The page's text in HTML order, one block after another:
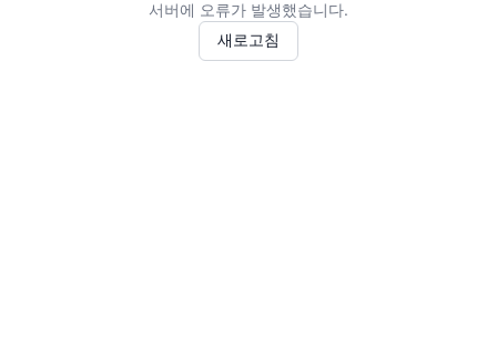
서버에 오류가 발생했습니다.
새로고침